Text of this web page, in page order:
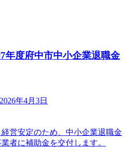
年度府中市中小企業退職金
年4月3日
営安定のため、中小企業退職金
者に補助金を交付します。